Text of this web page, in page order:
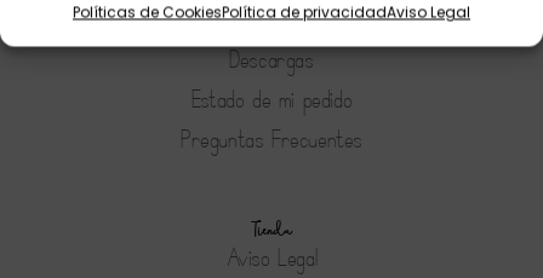
Políticas de CookiesPolítica de privacidadAviso Legal
Mi Perfil
Descargas
Estado de mi pedido
Preguntas Frecuentes
Tienda
Aviso Legal